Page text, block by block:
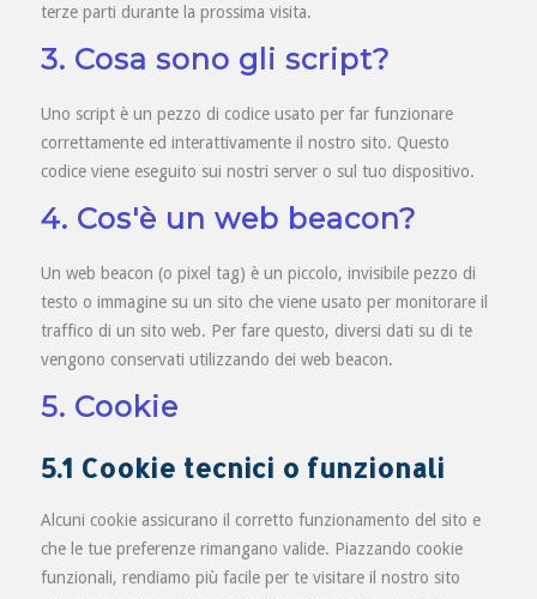
terze parti durante la prossima visita.
3. Cosa sono gli script?
Uno script è un pezzo di codice usato per far funzionare
correttamente ed interattivamente il nostro sito. Questo
codice viene eseguito sui nostri server o sul tuo dispositivo.
4. Cos'è un web beacon?
Un web beacon (o pixel tag) è un piccolo, invisibile pezzo di
testo o immagine su un sito che viene usato per monitorare il
traffico di un sito web. Per fare questo, diversi dati su di te
vengono conservati utilizzando dei web beacon.
5. Cookie
5.1 Cookie tecnici o funzionali
Alcuni cookie assicurano il corretto funzionamento del sito e
che le tue preferenze rimangano valide. Piazzando cookie
funzionali, rendiamo più facile per te visitare il nostro sito